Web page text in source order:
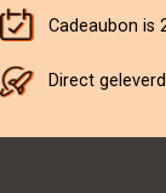
Cadeaubon is
Direct geleverd